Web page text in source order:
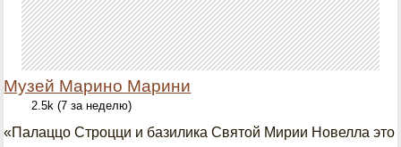
Музей Марино Марини
2.5k (7 за неделю)
«Палаццо Строцци и базилика Святой Мирии Новелла это